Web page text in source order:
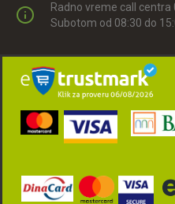
Radno vreme call centra
Subotom od 08:30 do